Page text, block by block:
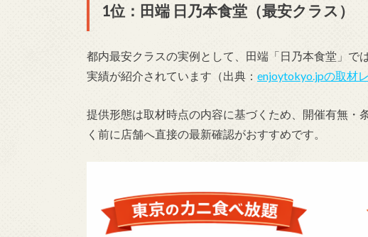
1位：田端 日乃本食堂（最安クラス）
都内最安クラスの実例として、田端「日乃本食堂」で
実績が紹介されています（出典： enjoytokyo.jpの取材
提供形態は取材時点の内容に基づくため、開催有無・
く前に店舗へ直接の最新確認がおすすめです。